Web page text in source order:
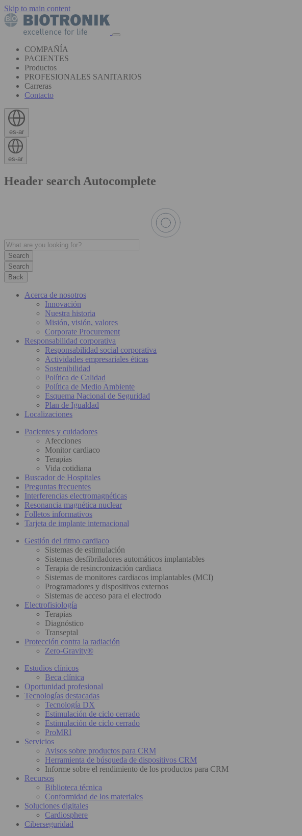
Skip to main content
COMPAÑÍA
PACIENTES
Productos
PROFESIONALES SANITARIOS
Carreras
Contacto
es-ar
es-ar
Header search Autocomplete
Search
Back
Acerca de nosotros
Innovación
Nuestra historia
Misión, visión, valores
Corporate Procurement
Responsabilidad corporativa
Responsabilidad social corporativa
Actividades empresariales éticas
Sostenibilidad
Política de Calidad
Política de Medio Ambiente
Esquema Nacional de Seguridad
Plan de Igualdad
Localizaciones
Pacientes y cuidadores
Afecciones
Monitor cardiaco
Terapias
Vida cotidiana
Buscador de Hospitales
Preguntas frecuentes
Interferencias electromagnéticas
Resonancia magnética nuclear
Folletos informativos
Tarjeta de implante internacional
Gestión del ritmo cardiaco
Sistemas de estimulación
Sistemas desfibriladores automáticos implantables
Terapia de resincronización cardiaca
Sistemas de monitores cardiacos implantables (MCI)
Programadores y dispositivos externos
Sistemas de acceso para el electrodo
Electrofisiología
Terapias
Diagnóstico
Transeptal
Protección contra la radiación
Zero-Gravity®
Estudios clínicos
Beca clínica
Oportunidad profesional
Tecnologías destacadas
Tecnología DX
Estimulación de ciclo cerrado
Estimulación de ciclo cerrado
ProMRI
Servicios
Avisos sobre productos para CRM
Herramienta de búsqueda de dispositivos CRM
Informe sobre el rendimiento de los productos para CRM
Recursos
Biblioteca técnica
Conformidad de los materiales
Soluciones digitales
Cardiosphere
Ciberseguridad